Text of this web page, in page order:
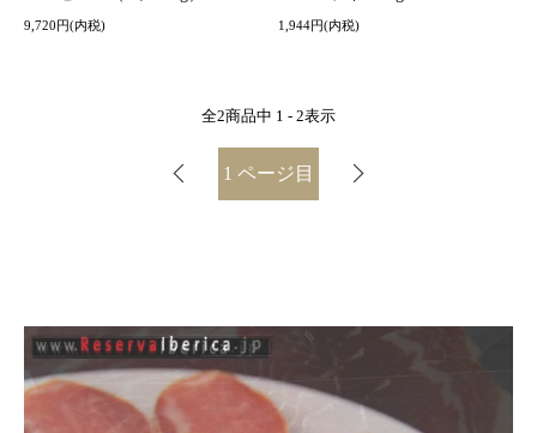
9,720円(内税) 1,944円(内税)
全2商品中 1 - 2表示
1 ページ目